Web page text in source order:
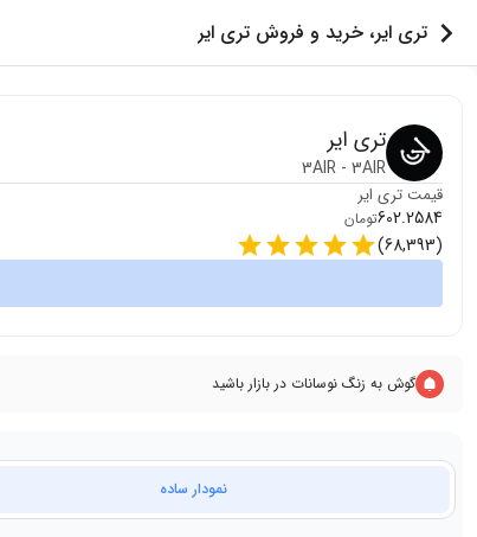
تری ایر، خرید و فروش تری ایر
تری ایر
3AIR - 3AIR
قیمت تری ایر
602.2584تومان
(
68,393
)
گوش به زنگ نوسانات در بازار باشید
نمودار ساده